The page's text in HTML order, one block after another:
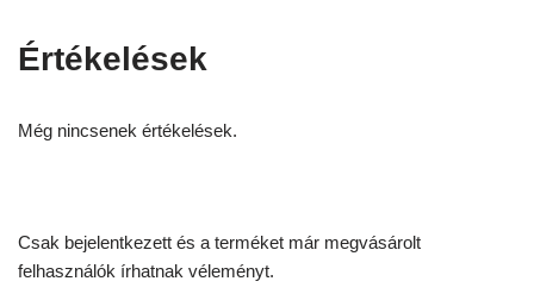
Értékelések
Még nincsenek értékelések.
Csak bejelentkezett és a terméket már megvásárolt
felhasználók írhatnak véleményt.